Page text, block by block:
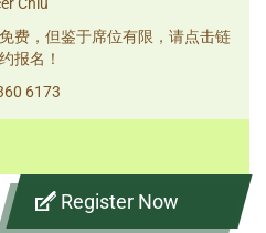
费，但鉴于席位有限，请点击链
报名！
6173
Register Now